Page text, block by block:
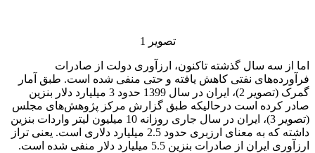
تصویر 1
اما از سه سال گذشته تاکنون، ارزآوری دولت از صادرات
فرآورده‌های نفتی کاهش یافته و حتی منفی شده است. طبق آمار
گمرک (تصویر 2)، ایران در سال 1399 حدود 3 میلیارد دلار بنزین
صادر کرده است درحالیکه طبق گزارش مرکز پژوهش‌های مجلس
(تصویر 3)، ایران در سال جاری روزانه 10 میلیون لیتر واردات بنزین
داشته که به معنای ارزبری حدود 2.5 میلیارد دلاری است. یعنی تراز
ارزآوری ایران از صادرات بنزین 5.5 میلیارد دلار منفی شده است.